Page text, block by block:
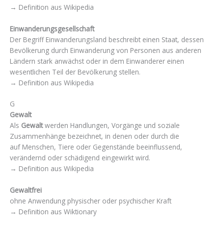
→ Definition aus Wikipedia
Einwanderungsgesellschaft
Der Begriff Einwanderungsland beschreibt einen Staat, dessen
Bevölkerung durch Einwanderung von Personen aus anderen
Ländern stark anwächst oder in dem Einwanderer einen
wesentlichen Teil der Bevölkerung stellen.
→ Definition aus Wikipedia
G
Gewalt
Als Gewaltwerden Handlungen, Vorgänge und soziale
Zusammenhänge bezeichnet, in denen oder durch die
auf Menschen, Tiere oder Gegenstände beeinflussend,
verändernd oder schädigend eingewirkt wird.
→ Definition aus Wikipedia
Gewaltfrei
ohne Anwendung physischer oder psychischer Kraft
→ Definition aus Wiktionary